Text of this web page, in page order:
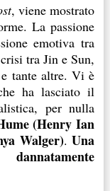
, viene mostrato
La passione
emotiva tra
tra Jin e Sun,
tante altre. Vi è
ha lasciato il
per nulla
(Henry Ian
Walger).Una